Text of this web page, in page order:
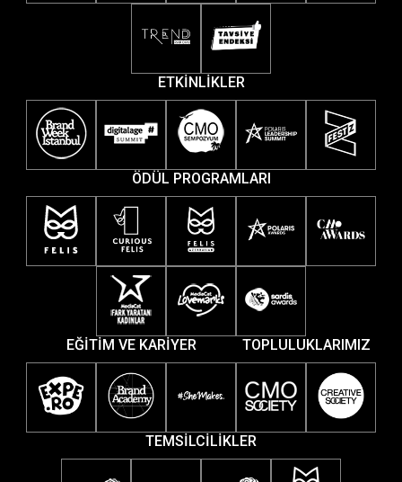
ETKİNLİKLER
ÖDÜL PROGRAMLARI
EĞİTİM VE KARİYER TOPLULUKLARIMIZ
TEMSİLCİLİKLER